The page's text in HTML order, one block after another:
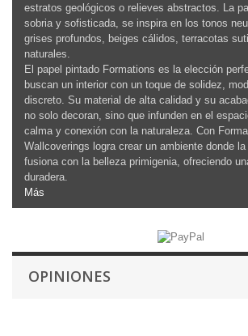
estratos geológicos o relieves abstractos. La
sobria y sofisticada, se inspira en los tonos
grises profundos, beiges cálidos, terracotas
naturales.
El papel pintado Formations es la elección
buscan un interior con un toque de solidez,
discreto. Su material de alta calidad y su
no solo decoran, sino que infunden en el
calma y conexión con la naturaleza. Con
Wallcoverings logra crear un ambiente donde
fusiona con la belleza primigenia, ofreciendo
duradera.
Más
OPINIONES